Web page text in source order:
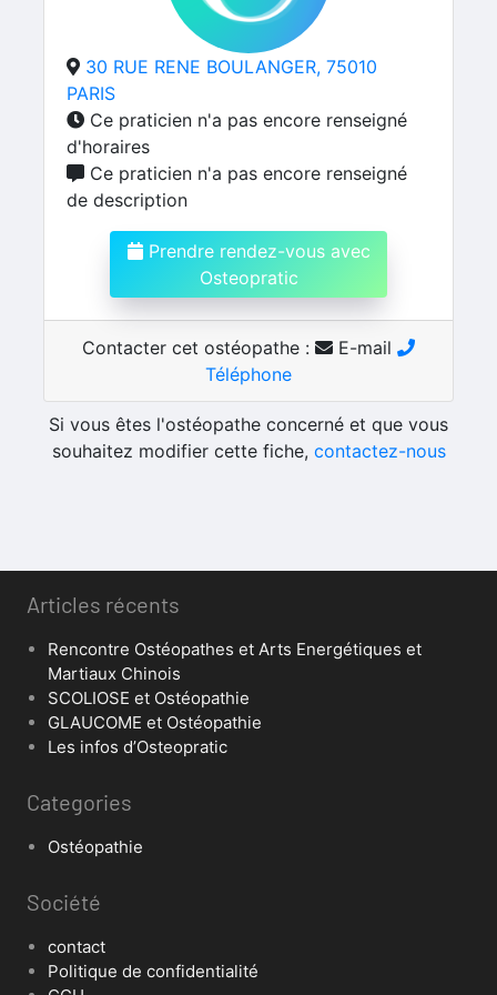
30 RUE RENE BOULANGER, 75010
PARIS
Ce praticien n'a pas encore renseigné
d'horaires
Ce praticien n'a pas encore renseigné
de description
Prendre rendez-vous avec
Osteopratic
Contacter cet ostéopathe :
E-mail
Téléphone
Si vous êtes l'ostéopathe concerné et que vous
souhaitez modifier cette fiche, contactez-nous
Articles récents
Rencontre Ostéopathes et Arts Energétiques et
Martiaux Chinois
SCOLIOSE et Ostéopathie
GLAUCOME et Ostéopathie
Les infos d’Osteopratic
Categories
Ostéopathie
Société
contact
Politique de confidentialité